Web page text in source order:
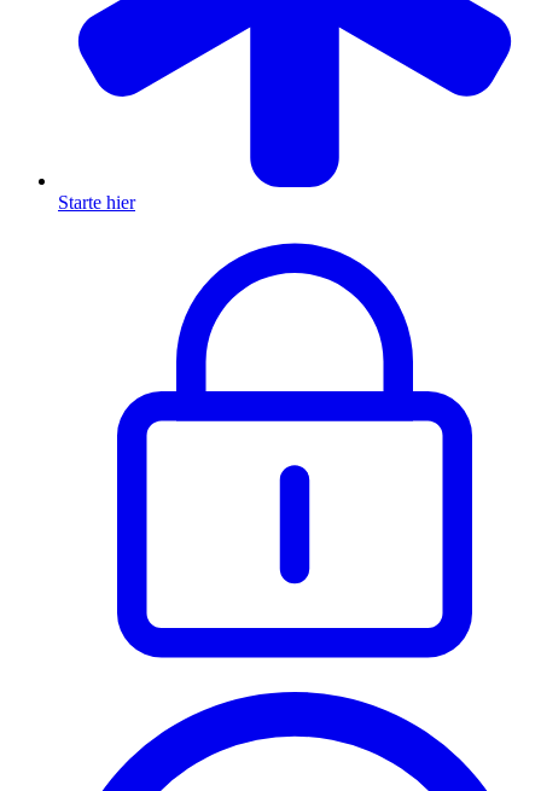
Starte hier